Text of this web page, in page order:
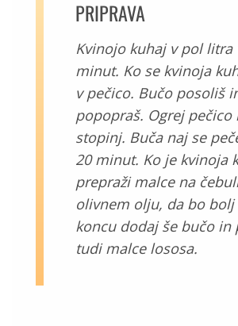
PRIPRAVA
Kvinojo kuhaj v pol litra
minut. Ko se kvinoja
v pečico. Bučo posoliš
popopraš. Ogrej pečico
stopinj. Buča naj se
20 minut. Ko je kvinoja
prepraži malce na
olivnem olju, da bo bolj
koncu dodaj še bučo in
tudi malce lososa.